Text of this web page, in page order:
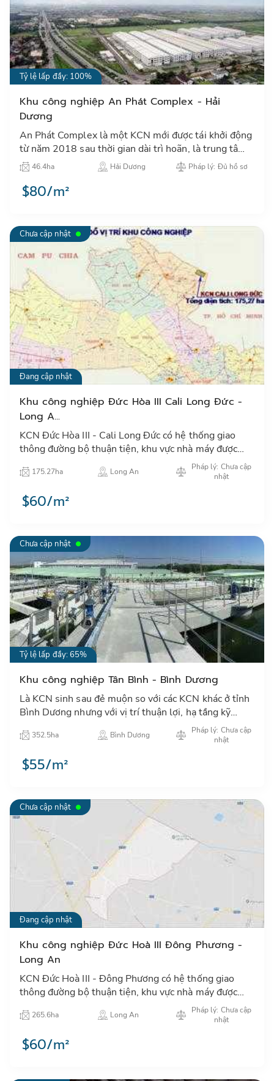
Tỷ lệ lấp đầy: 100%
Khu công nghiệp An Phát Complex - Hải
Dương
An Phát Complex là một KCN mới được tái khởi động
từ năm 2018 sau thời gian dài trì hoãn, là trung tâm
thu hút đầu tư công nghiệp tại khu vực thành phố Hải
Dươn…
46.4ha Hải Dương Pháp lý: Đủ hồ sơ
$80/m²
Chưa cập nhật
Đang cập nhật
Khu công nghiệp Đức Hòa III Cali Long Đức -
Long A...
KCN Đức Hòa III - Cali Long Đức có hệ thống giao
thông đường bộ thuận tiện, khu vực nhà máy được
175.27ha Long An
Pháp lý: Chưa cập
nhật
$60/m²
Chưa cập nhật
Tỷ lệ lấp đầy: 65%
Khu công nghiệp Tân Bình - Bình Dương
Là KCN sinh sau đẻ muộn so với các KCN khác ở tỉnh
Bình Dương nhưng với vị trí thuận lợi, hạ tầng kỹ
thuật đồng bộ và chính sách ưu đãi, KCN Tân Bình tự
tin khẳ…
352.5ha Bình Dương
Pháp lý: Chưa cập
nhật
$55/m²
Chưa cập nhật
Đang cập nhật
Khu công nghiệp Đức Hoà III Đông Phương -
Long An
KCN Đức Hoà III - Đông Phương có hệ thống giao
thông đường bộ thuận tiện, khu vực nhà máy được
265.6ha Long An
Pháp lý: Chưa cập
nhật
$60/m²